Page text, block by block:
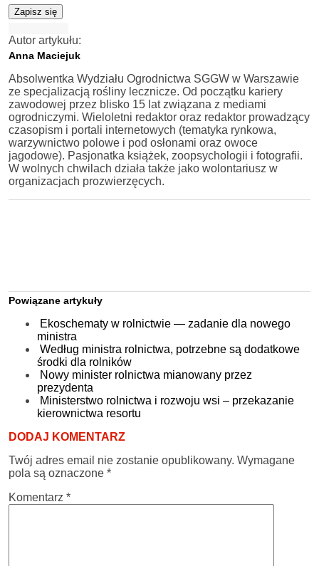
Zapisz się
Autor artykułu:
Anna Maciejuk
Absolwentka Wydziału Ogrodnictwa SGGW w Warszawie
ze specjalizacją rośliny lecznicze. Od początku kariery
zawodowej przez blisko 15 lat związana z mediami
ogrodniczymi. Wieloletni redaktor oraz redaktor prowadzący
czasopism i portali internetowych (tematyka rynkowa,
warzywnictwo polowe i pod osłonami oraz owoce
jagodowe). Pasjonatka książek, zoopsychologii i fotografii.
W wolnych chwilach działa także jako wolontariusz w
organizacjach prozwierzęcych.
Powiązane artykuły
Ekoschematy w rolnictwie — zadanie dla nowego
ministra
Według ministra rolnictwa, potrzebne są dodatkowe
środki dla rolników
Nowy minister rolnictwa mianowany przez
prezydenta
Ministerstwo rolnictwa i rozwoju wsi – przekazanie
kierownictwa resortu
DODAJ KOMENTARZ
Twój adres email nie zostanie opublikowany. Wymagane
pola są oznaczone *
Komentarz *